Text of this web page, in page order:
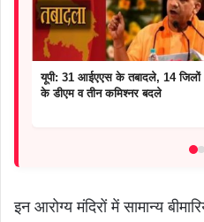
यूपी: 31 आईएएस के तबादले, 14 जिलों
के डीएम व तीन कमिश्नर बदले
इन आरोग्य मंदिरों में सामान्य